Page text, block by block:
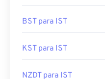
BST para IST
KST para IST
NZDT para IST